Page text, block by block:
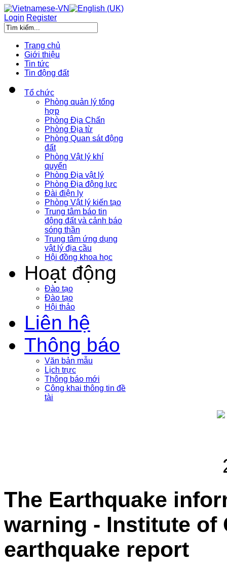
Login Register
Trang chủ
Giới thiệu
Tin tức
Tin động đất
Tổ chức
Phòng quản lý tổng
hợp
Phòng Địa Chấn
Phòng Địa từ
Phòng Quan sát động
đất
Phòng Vật lý khí
quyển
Phòng Địa vật lý
Phòng Địa động lực
Đài điện ly
Phòng Vật lý kiến tạo
Trung tâm báo tin
động đất và cảnh báo
sóng thần
Trung tâm ứng dụng
vật lý địa cầu
Hội đồng khoa học
Hoạt động
Đào tạo
Đào tạo
Hội thảo
Liên hệ
Thông báo
Văn bản mẫu
Lịch trực
Thông báo mới
Công khai thông tin đề
tài
The Earthquake
warning - Institute of
earthquake report